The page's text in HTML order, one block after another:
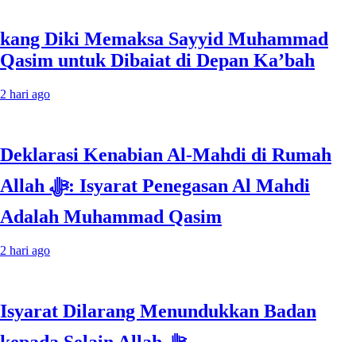
kang Diki Memaksa Sayyid Muhammad
Qasim untuk Dibaiat di Depan Ka’bah
2 hari ago
Deklarasi Kenabian Al-Mahdi di Rumah
Allah ﷻ: Isyarat Penegasan Al Mahdi
Adalah Muhammad Qasim
2 hari ago
Isyarat Dilarang Menundukkan Badan